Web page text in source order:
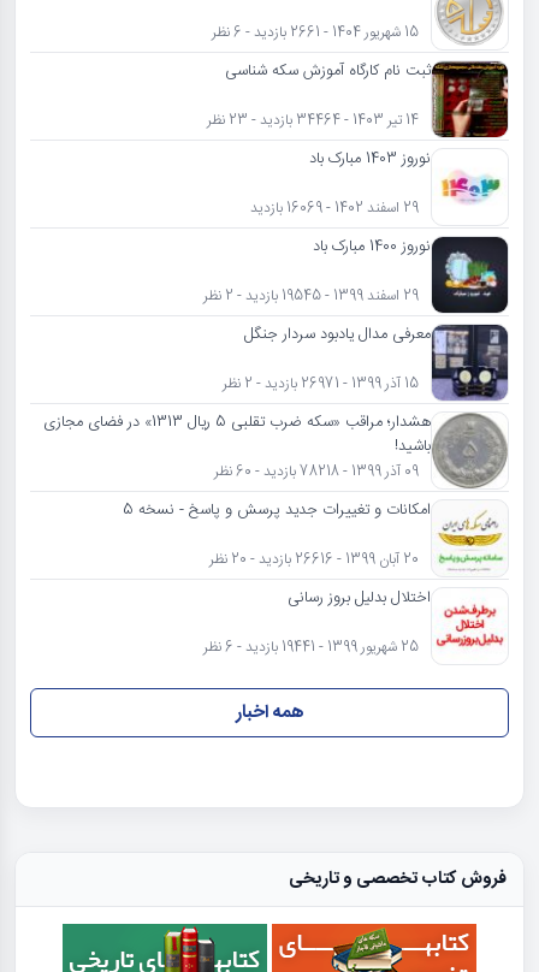
15 شهریور 1404 - 2661 بازدید - 6 نظر
ثبت نام کارگاه آموزش سکه شناسی
14 تیر 1403 - 34464 بازدید - 23 نظر
نوروز 1403 مبارک باد
29 اسفند 1402 - 16069 بازدید
نوروز 1400 مبارک باد
29 اسفند 1399 - 19545 بازدید - 2 نظر
معرفی مدال یادبود سردار جنگل
15 آذر 1399 - 26971 بازدید - 2 نظر
هشدار؛ مراقب «سکه ضرب تقلبی 5 ریال 1313» در فضای مجازی
باشید!
09 آذر 1399 - 78218 بازدید - 60 نظر
امکانات و تغییرات جدید پرسش و پاسخ - نسخه 5
20 آبان 1399 - 26616 بازدید - 20 نظر
اختلال بدلیل بروز رسانی
25 شهریور 1399 - 19441 بازدید - 6 نظر
همه اخبار
فروش کتاب تخصصی و تاریخی